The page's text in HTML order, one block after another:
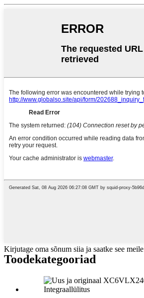
Kirjutage oma sõnum siia ja saatke see meile
Toodekategooriad